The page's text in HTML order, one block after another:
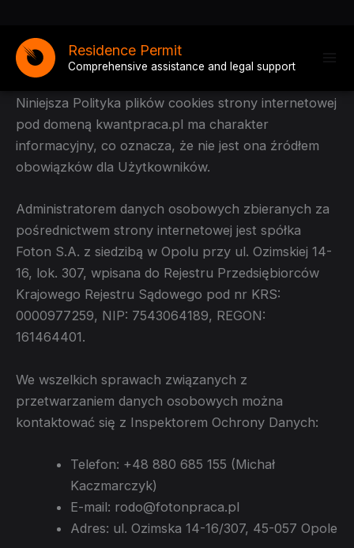
content
Residence Permit
Comprehensive assistance and legal support
I. POSTANOWIENIA OGÓLNE
Niniejsza Polityka plików cookies strony internetowej
pod domeną kwantpraca.pl ma charakter
informacyjny, co oznacza, że nie jest ona źródłem
obowiązków dla Użytkowników.
Administratorem danych osobowych zbieranych za
pośrednictwem strony internetowej jest spółka
Foton S.A. z siedzibą w Opolu przy ul. Ozimskiej 14-
16, lok. 307, wpisana do Rejestru Przedsiębiorców
Krajowego Rejestru Sądowego pod nr KRS:
0000977259, NIP: 7543064189, REGON:
161464401.
We wszelkich sprawach związanych z
przetwarzaniem danych osobowych można
kontaktować się z Inspektorem Ochrony Danych:
Telefon: +48 880 685 155 (Michał
Kaczmarczyk)
E-mail: rodo@fotonpraca.pl
Adres: ul. Ozimska 14-16/307, 45-057 Opole